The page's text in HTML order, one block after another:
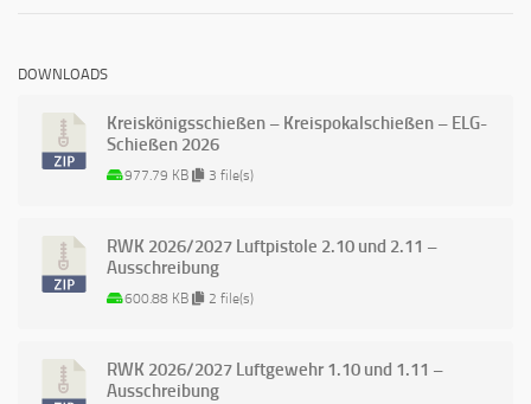
DOWNLOADS
Kreiskönigsschießen – Kreispokalschießen – ELG-
Schießen 2026
977.79 KB 3 file(s)
RWK 2026/2027 Luftpistole 2.10 und 2.11 –
Ausschreibung
600.88 KB 2 file(s)
RWK 2026/2027 Luftgewehr 1.10 und 1.11 –
Ausschreibung